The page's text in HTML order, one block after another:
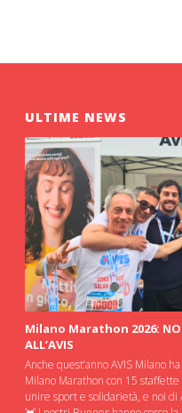
ULTIME NEWS
Milano Marathon 2026:
ALL’AVIS
Anche quest’anno AVIS Milano
Milano Marathon con 15
unire sport e solidarietà, e noi di